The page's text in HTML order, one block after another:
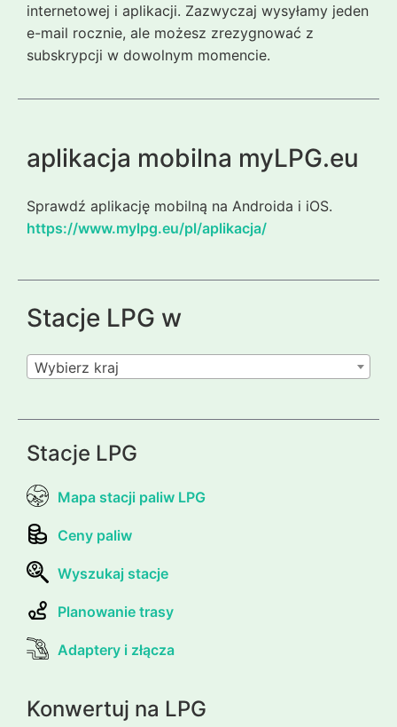
internetowej i aplikacji. Zazwyczaj wysyłamy jeden
e-mail rocznie, ale możesz zrezygnować z
subskrypcji w dowolnym momencie.
aplikacja mobilna myLPG.eu
Sprawdź aplikację mobilną na Androida i iOS.
https://www.mylpg.eu/pl/aplikacja/
Stacje LPG w
Wybierz kraj
Stacje LPG
Mapa stacji paliw LPG
Ceny paliw
Wyszukaj stacje
Planowanie trasy
Adaptery i złącza
Konwertuj na LPG